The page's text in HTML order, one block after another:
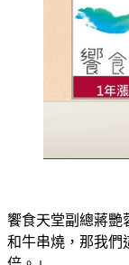
饗食天堂副總蔣艷
和牛串燒，那我們